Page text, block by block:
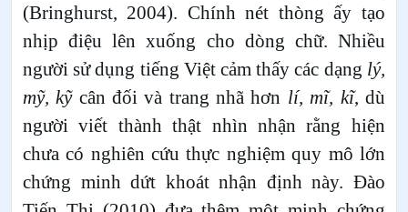
(Bringhurst, 2004). Chính nét thòng ấy tạo
nhịp điệu lên xuống cho dòng chữ. Nhiều
người sử dụng tiếng Việt cảm thấy các dạng lý,
mỹ, kỹcân đối và trang nhã hơn lí, mĩ, kĩ, dù
người viết thành thật nhìn nhận rằng hiện
chưa có nghiên cứu thực nghiệm quy mô lớn
chứng minh dứt khoát nhận định này. Đào